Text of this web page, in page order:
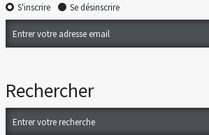
S'inscrire Se désinscrire
Rechercher